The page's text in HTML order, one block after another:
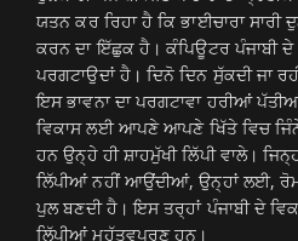
ਯਤਨ ਕਰ ਰਿਹਾ ਹੈ ਕਿ ਭਾਈਚਾਰਾ ਸਾਰੀ
ਕਰਨ ਦਾ ਇੱਛੁਕ ਹੈ। ਕੰਪਿਊਟਰ ਪੰਜਾਬੀ ਦੇ
ਪਰਗਟਾਉਦਾਂ ਹੈ। ਦਿਨੋ ਦਿਨ ਸੁੱਕਦੀ ਜਾ
ਇਸ ਭਾਵਨਾ ਦਾ ਪਰਗਟਾਵਾ ਹਰੀਆਂ
ਵਿਕਾਸ ਲਈ ਆਪਣੇ ਆਪਣੇ ਖਿੱਤੇ ਵਿਚ
ਹਨ ਉਨ੍ਹੇ ਹੀ ਸ਼ਾਹਮੁੱਖੀ ਲਿੱਪੀ ਵਾਲੇ।
ਲਿੱਪੀਆਂ ਨਹੀਂ ਆਉਂਦੀਆਂ, ਉਨ੍ਹਾਂ ਲਈ,
ਪੁਲ ਬਣਦੀ ਹੈ। ਇਸ ਤਰ੍ਹਾਂ ਪੰਜਾਬੀ ਦੇ
ਲਿੱਪੀਆਂ ਮਹੱਤਵਪੂਰਣ ਹਨ।